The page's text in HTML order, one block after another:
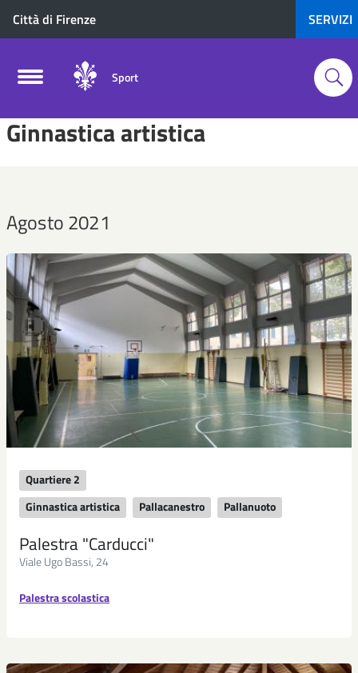
Città di Firenze SERVIZI
Sport
Ginnastica artistica
Agosto 2021
Quartiere 2
Ginnastica artistica
Pallacanestro Pallanuoto
Palestra "Carducci"
Viale Ugo Bassi, 24
Palestra scolastica